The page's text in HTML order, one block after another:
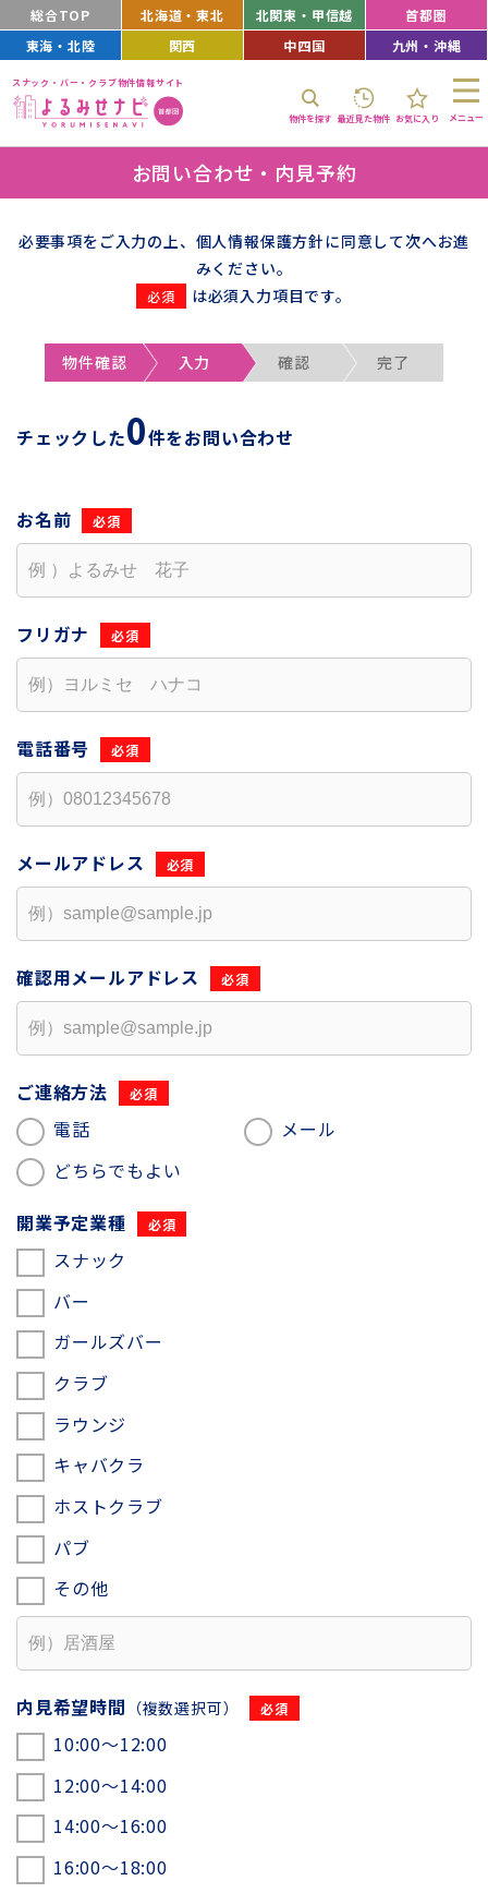
総合TOP 北海道・東北 北関東・甲信越
首都圏
東海・北陸
関西 中四国 九州・沖縄
スナック・バー・クラブ物件情報サイト
物件を探す 最近見た物件 お気に入り メニュー
お問い合わせ・内見予約
必要事項をご入力の上、個人情報保護方針に同意して次へお進
みください。
は必須入力項目です。
物件確認 入力 確認 完了
チェックした0件をお問い合わせ
お名前
フリガナ
電話番号
メールアドレス
確認用メールアドレス
ご連絡方法
電話
メール
どちらでもよい
開業予定業種
スナック
バー
ガールズバー
クラブ
ラウンジ
キャバクラ
ホストクラブ
パブ
その他
内見希望時間 （複数選択可）
10:00〜12:00
12:00〜14:00
14:00〜16:00
16:00〜18:00